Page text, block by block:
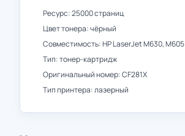
Ресурс: 25000 страниц
Цвет тонера: чёрный
Совместимость: HP LaserJet M630, M605
Тип: тонер-картридж
Оригинальный номер: CF281X
Тип принтера: лазерный